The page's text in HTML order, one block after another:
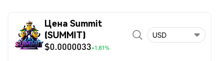
Цена Summit
(SUMMIT)
$0.0000033+1.81%
USD